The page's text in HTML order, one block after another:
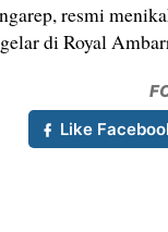
resmi
di Royal
Like